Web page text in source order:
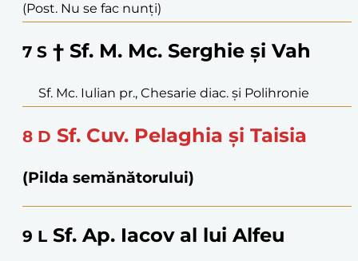
(Post. Nu se fac nunți)
7 S † Sf. M. Mc. Serghie și Vah
Sf. Mc. Iulian pr., Chesarie diac. și Polihronie
8 D Sf. Cuv. Pelaghia și Taisia
(Pilda semănătorului)
9 L Sf. Ap. Iacov al lui Alfeu